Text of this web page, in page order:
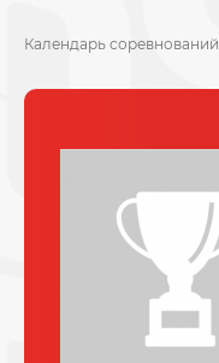
Календарь соревнований